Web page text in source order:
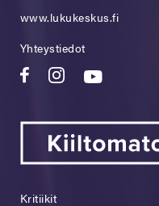
www.lukukeskus.fi
Yhteystiedot
Kritiikit